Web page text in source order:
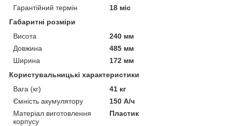
Гарантійний термін
18 міс
Габаритні розміри
Висота
240 мм
Довжина
485 мм
Ширина
172 мм
Користувальницькі характеристики
Вага (кг)
41 кг
Ємність акумулятору
150 А/ч
Матеріал виготовлення
корпусу
Пластик